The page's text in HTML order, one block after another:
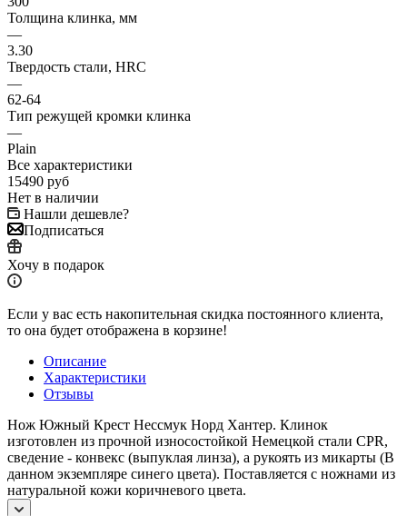
Толщина клинка, мм
—
3.30
Твердость стали, HRC
—
62-64
Тип режущей кромки клинка
—
Plain
Все характеристики
15490 руб
Нет в наличии
Нашли дешевле?
Подписаться
Хочу в подарок
Если у вас есть накопительная скидка постоянного клиента,
то она будет отображена в корзине!
Описание
Характеристики
Отзывы
Нож Южный Крест Нессмук Норд Хантер. Клинок
изготовлен из прочной износостойкой Немецкой стали CPR,
сведение - конвекс (выпуклая линза), а рукоять из микарты (В
данном экземпляре синего цвета). Поставляется с ножнами из
натуральной кожи коричневого цвета.